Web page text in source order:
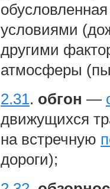
условиями
другими
атмосферы
2.31 . обгон —
движущихся
на встречную
дороги);